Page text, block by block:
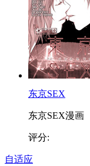
东京SEX
东京SEX漫画
评分:
自适应